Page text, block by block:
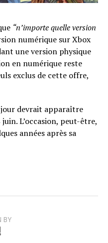
“n’importe quelle version
numérique sur Xbox
une version physique
en numérique reste
exclus de cette offre,
jour devrait apparaître
L’occasion, peut-être,
années après sa
BY